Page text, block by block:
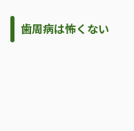
歯周病は怖くない